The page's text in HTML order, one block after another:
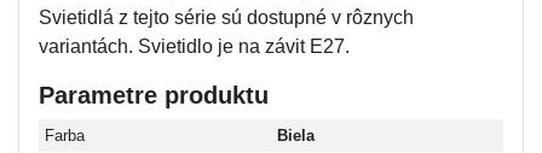
Svietidlá z tejto série sú dostupné v rôznych
variantách. Svietidlo je na závit E27.
Parametre produktu
Farba
Biela